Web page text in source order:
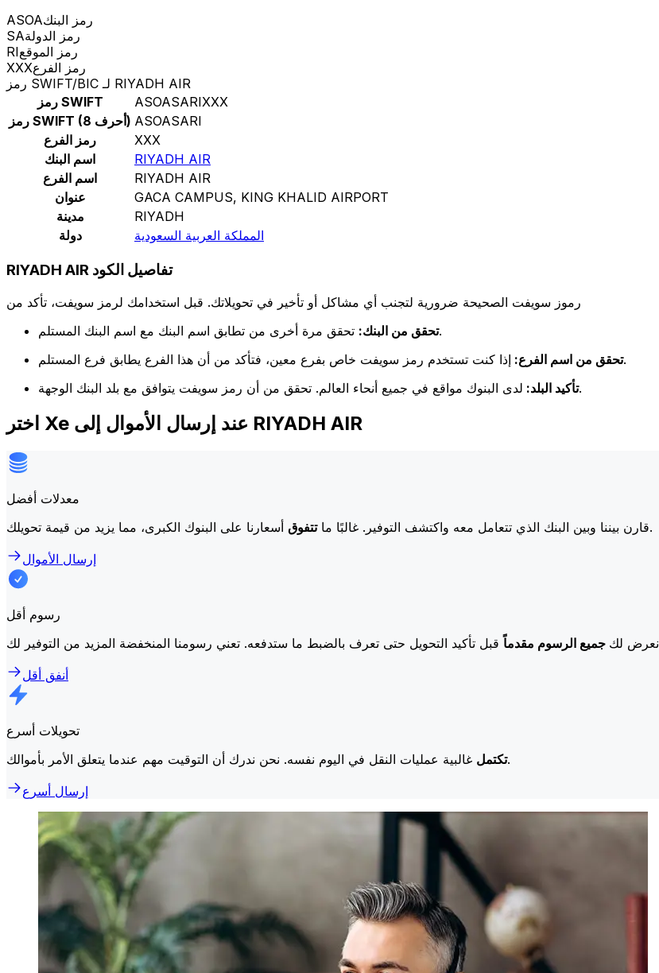
ASOAرمز البنك
SAرمز الدولة
RIرمز الموقع
XXXرمز الفرع
رمز SWIFT/BIC لـ RIYADH AIR
رمز SWIFT
ASOASARIXXX
رمز SWIFT (8 أحرف) ASOASARI
رمز الفرع
XXX
اسم البنك
RIYADH AIR
اسم الفرع
RIYADH AIR
عنوان
GACA CAMPUS, KING KHALID AIRPORT
مدينة
RIYADH
دولة
المملكة العربية السعودية
RIYADH AIR تفاصيل الكود
رموز سويفت الصحيحة ضرورية لتجنب أي مشاكل أو تأخير في تحويلاتك. قبل استخدامك لرمز سويفت، تأكد من
تحقق من البنك:تحقق مرة أخرى من تطابق اسم البنك مع اسم البنك المستلم.
تحقق من اسم الفرع:إذا كنت تستخدم رمز سويفت خاص بفرع معين، فتأكد من أن هذا الفرع يطابق فرع المستلم.
تأكيد البلد:لدى البنوك مواقع في جميع أنحاء العالم. تحقق من أن رمز سويفت يتوافق مع بلد البنك الوجهة.
اختر Xe عند إرسال الأموال إلى RIYADH AIR
معدلات أفضل
قارن بيننا وبين البنك الذي تتعامل معه واكتشف التوفير. غالبًا ماتتفوق
أسعارنا على البنوك الكبرى، مما يزيد من قيمة تحويلك.
إرسال الأموال
رسوم أقل
نعرض لك جميع الرسوم مقدماً
أنفق أقل
تحويلات أسرع
تكتملغالبية عمليات النقل في اليوم نفسه. نحن ندرك أن التوقيت مهم عندما يتعلق الأمر بأموالك.
إرسال أسرع